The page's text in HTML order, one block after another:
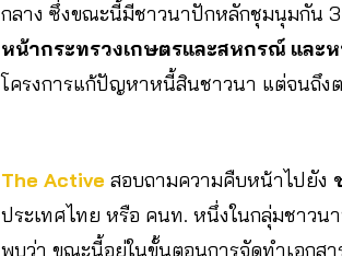
กลาง ซึ่งขณะนี้มีชาวนาปักหลักชุมนุมกัน
หน้ากระทรวงเกษตรและสหกรณ์ และ
โครงการแก้ปัญหาหนี้สินชาวนา แต่จนถึง
The Active สอบถามความคืบหน้าไปยัง
ประเทศไทย หรือ คนท. หนึ่งในกลุ่มชาวน
พบว่า ขณะนี้อยู่ในขั้นตอนการจัดทำเอกส